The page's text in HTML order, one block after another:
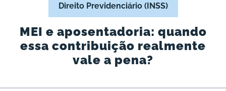
Direito Previdenciário (INSS)
MEI e aposentadoria: quando
essa contribuição realmente
vale a pena?